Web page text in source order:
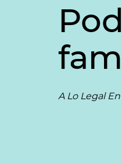
A Lo Legal